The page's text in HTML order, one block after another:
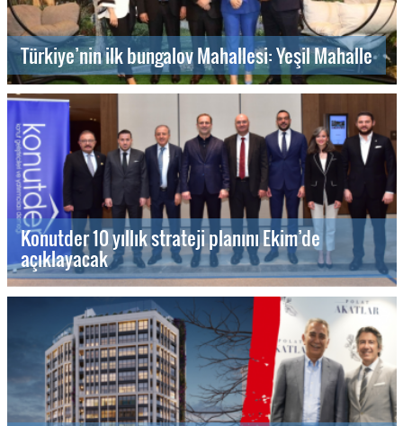
Türkiye’nin ilk bungalov Mahallesi: Yeşil Mahalle
Konutder 10 yıllık strateji planını Ekim’de
açıklayacak